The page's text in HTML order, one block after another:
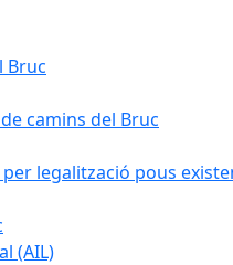
Bruc
camins del Bruc
legalització pous
(AIL)